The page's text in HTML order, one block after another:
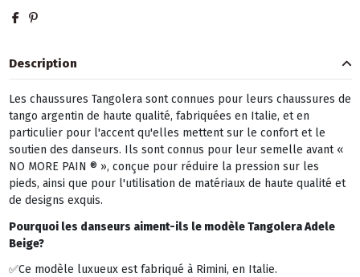
Description
Les chaussures Tangolera sont connues pour leurs chaussures de
tango argentin de haute qualité, fabriquées en Italie, et en
particulier pour l'accent qu'elles mettent sur le confort et le
soutien des danseurs. Ils sont connus pour leur semelle avant «
NO MORE PAIN ® », conçue pour réduire la pression sur les
pieds, ainsi que pour l'utilisation de matériaux de haute qualité et
de designs exquis.
Pourquoi les danseurs aiment-ils le modèle TangoleraAdele
Beige?
✅Ce modèle luxueux est fabriqué à Rimini, en Italie.